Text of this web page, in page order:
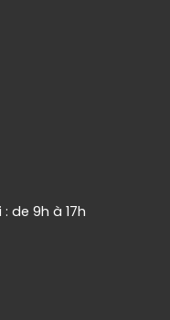
de 9h à 17h